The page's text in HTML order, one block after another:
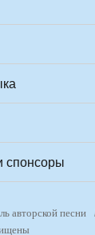
спонсоры
авторской песни